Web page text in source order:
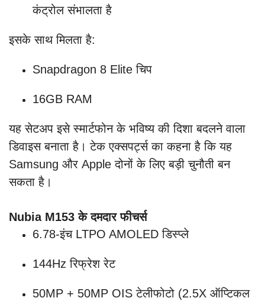
कंट्रोल संभालता है
इसके साथ मिलता है:
Snapdragon 8 Elite चिप
16GB RAM
यह सेटअप इसे स्मार्टफोन के भविष्य की दिशा बदलने वाला
डिवाइस बनाता है। टेक एक्सपर्ट्स का कहना है कि यह
Samsung और Apple दोनों के लिए बड़ी चुनौती बन
सकता है।
Nubia M153 के दमदार फीचर्स
6.78-इंच LTPO AMOLED डिस्प्ले
144Hz रिफ्रेश रेट
50MP + 50MP OIS टेलीफोटो (2.5X ऑप्टिकल